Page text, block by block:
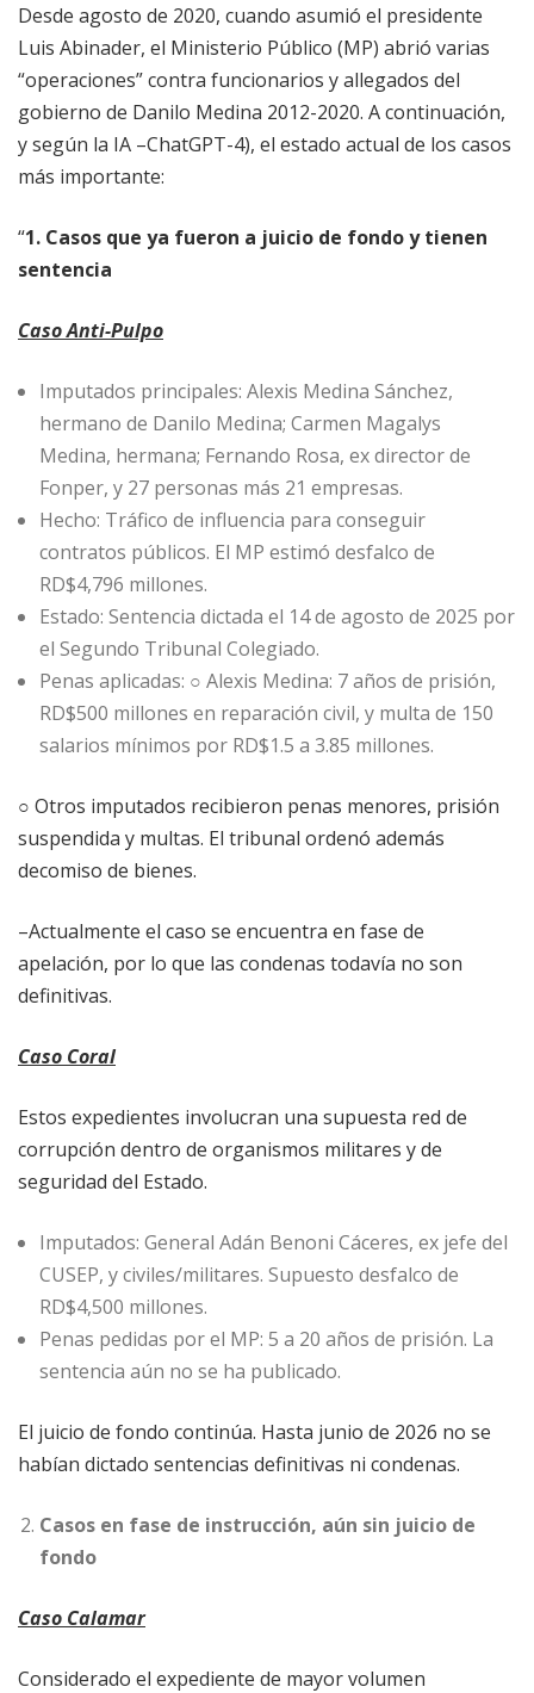
Desde agosto de 2020, cuando asumió el presidente
Luis Abinader, el Ministerio Público (MP) abrió varias
“operaciones” contra funcionarios y allegados del
gobierno de Danilo Medina 2012-2020. A continuación,
y según la IA –ChatGPT-4), el estado actual de los casos
más importante:
“1. Casos que ya fueron a juicio de fondo y tienen
sentencia
Caso Anti-Pulpo
Imputados principales: Alexis Medina Sánchez,
hermano de Danilo Medina; Carmen Magalys
Medina, hermana; Fernando Rosa, ex director de
Fonper, y 27 personas más 21 empresas.
Hecho: Tráfico de influencia para conseguir
contratos públicos. El MP estimó desfalco de
RD$4,796 millones.
Estado: Sentencia dictada el 14 de agosto de 2025 por
el Segundo Tribunal Colegiado.
Penas aplicadas: ○ Alexis Medina: 7 años de prisión,
RD$500 millones en reparación civil, y multa de 150
salarios mínimos por RD$1.5 a 3.85 millones.
○ Otros imputados recibieron penas menores, prisión
suspendida y multas. El tribunal ordenó además
decomiso de bienes.
–Actualmente el caso se encuentra en fase de
apelación, por lo que las condenas todavía no son
definitivas.
Caso Coral
Estos expedientes involucran una supuesta red de
corrupción dentro de organismos militares y de
seguridad del Estado.
Imputados: General Adán Benoni Cáceres, ex jefe del
CUSEP, y civiles/militares. Supuesto desfalco de
RD$4,500 millones.
Penas pedidas por el MP: 5 a 20 años de prisión. La
sentencia aún no se ha publicado.
El juicio de fondo continúa. Hasta junio de 2026 no se
habían dictado sentencias definitivas ni condenas.
Casos en fase de instrucción, aún sin juicio de
fondo
Caso Calamar
Considerado el expediente de mayor volumen